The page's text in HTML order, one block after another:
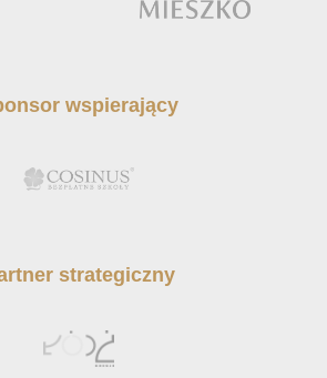
wspierający
strategiczny